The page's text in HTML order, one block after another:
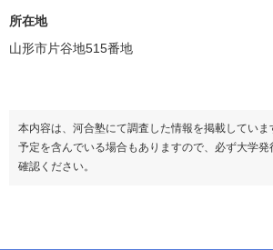
子ども教育
所在地
山形市片谷地515番地
本内容は、河合塾にて調査した情報を掲載してい
予定を含んでいる場合もありますので、必ず大学
確認ください。